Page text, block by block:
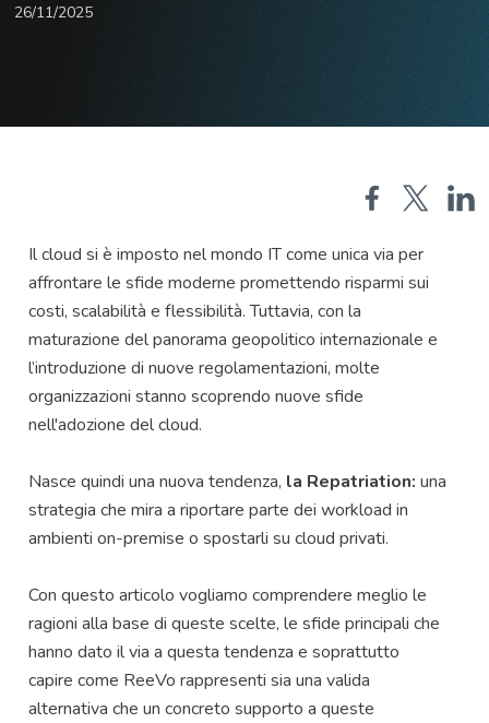
26/11/2025
Il cloud si è imposto nel mondo IT come unica via per
affrontare le sfide moderne promettendo risparmi sui
costi, scalabilità e flessibilità. Tuttavia, con la
maturazione del panorama geopolitico internazionale e
l’introduzione di nuove regolamentazioni, molte
organizzazioni stanno scoprendo nuove sfide
nell'adozione del cloud.
Nasce quindi una nuova tendenza, la Repatriation: una
strategia che mira a riportare parte dei workload in
ambienti on-premise o spostarli su cloud privati.
Con questo articolo vogliamo comprendere meglio le
ragioni alla base di queste scelte, le sfide principali che
hanno dato il via a questa tendenza e soprattutto
capire come ReeVo rappresenti sia una valida
alternativa che un concreto supporto a queste